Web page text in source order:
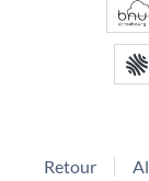
Retour